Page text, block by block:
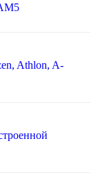
Athlon, A-